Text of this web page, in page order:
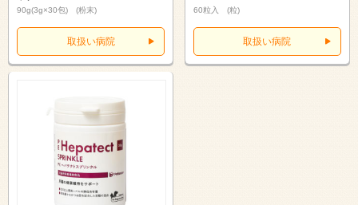
90g(3g×30包) (粉末)
取扱い病院
60粒入 (粒)
取扱い病院